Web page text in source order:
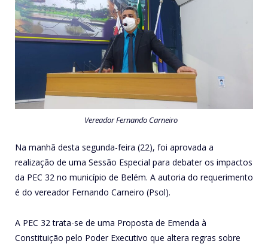
Vereador Fernando Carneiro
Na manhã desta segunda-feira (22), foi aprovada a
realização de uma Sessão Especial para debater os impactos
da PEC 32 no município de Belém. A autoria do requerimento
é do vereador Fernando Carneiro (Psol).
A PEC 32 trata-se de uma Proposta de Emenda à
Constituição pelo Poder Executivo que altera regras sobre